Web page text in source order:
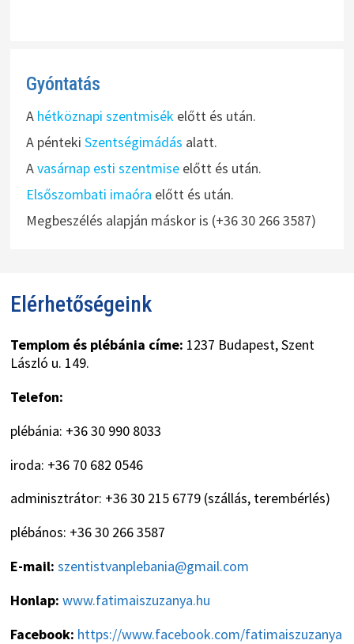
Gyóntatás
A hétköznapi szentmisékelőtt és után.
A pénteki Szentségimádás alatt.
Avasárnap esti szentmiseelőtt és után.
Elsőszombati imaóra előtt és után.
Megbeszélés alapján máskor is (+36 30 266 3587)
Elérhetőségeink
Templom és plébánia címe: 1237 Budapest, Szent
László u. 149.
Telefon:
plébánia: +36 30 990 8033
iroda: +36 70 682 0546
adminisztrátor: +36 30 215 6779 (szállás, terembérlés)
plébános: +36 30 266 3587
E-mail: szentistvanplebania@gmail.com
Honlap: www.fatimaiszuzanya.hu
Facebook: https://www.facebook.com/fatimaiszuzanya